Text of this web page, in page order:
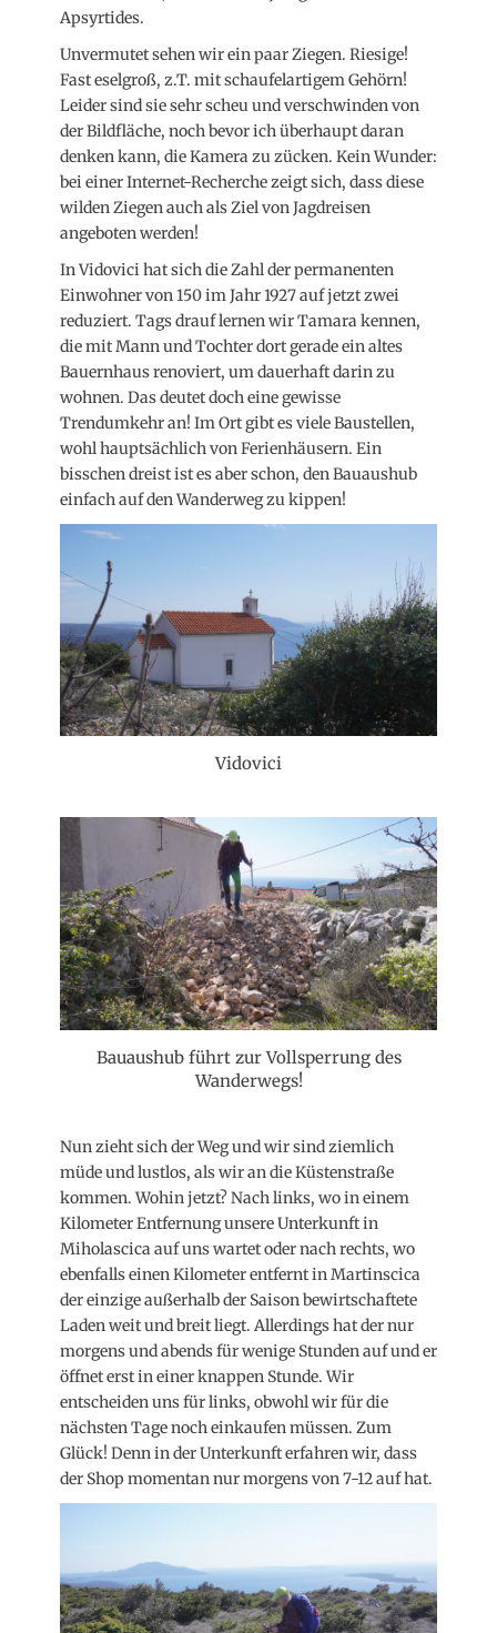
Apsyrtides.
Unvermutet sehen wir ein paar Ziegen. Riesige!
Fast eselgroß, z.T. mit schaufelartigem Gehörn!
Leider sind sie sehr scheu und verschwinden von
der Bildfläche, noch bevor ich überhaupt daran
denken kann, die Kamera zu zücken. Kein Wunder:
bei einer Internet-Recherche zeigt sich, dass diese
wilden Ziegen auch als Ziel von Jagdreisen
angeboten werden!
In Vidovici hat sich die Zahl der permanenten
Einwohner von 150 im Jahr 1927 auf jetzt zwei
reduziert. Tags drauf lernen wir Tamara kennen,
die mit Mann und Tochter dort gerade ein altes
Bauernhaus renoviert, um dauerhaft darin zu
wohnen. Das deutet doch eine gewisse
Trendumkehr an! Im Ort gibt es viele Baustellen,
wohl hauptsächlich von Ferienhäusern. Ein
bisschen dreist ist es aber schon, den Bauaushub
einfach auf den Wanderweg zu kippen!
Vidovici
Bauaushub führt zur Vollsperrung des
Wanderwegs!
Nun zieht sich der Weg und wir sind ziemlich
müde und lustlos, als wir an die Küstenstraße
kommen. Wohin jetzt? Nach links, wo in einem
Kilometer Entfernung unsere Unterkunft in
Miholascica auf uns wartet oder nach rechts, wo
ebenfalls einen Kilometer entfernt in Martinscica
der einzige außerhalb der Saison bewirtschaftete
Laden weit und breit liegt. Allerdings hat der nur
morgens und abends für wenige Stunden auf und er
öffnet erst in einer knappen Stunde. Wir
entscheiden uns für links, obwohl wir für die
nächsten Tage noch einkaufen müssen. Zum
Glück! Denn in der Unterkunft erfahren wir, dass
der Shop momentan nur morgens von 7-12 auf hat.